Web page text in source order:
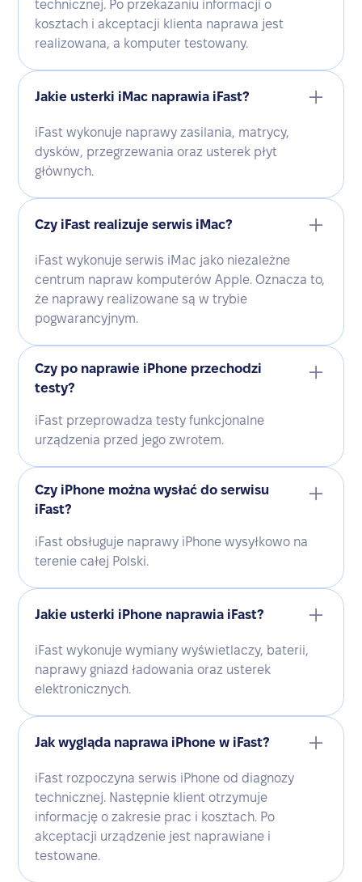
technicznej. Po przekazaniu informacji o
kosztach i akceptacji klienta naprawa jest
realizowana, a komputer testowany.
Jakie usterki iMac naprawia iFast?
iFast wykonuje naprawy zasilania, matrycy,
dysków, przegrzewania oraz usterek płyt
głównych.
Czy iFast realizuje serwis iMac?
iFast wykonuje serwis iMac jako niezależne
centrum napraw komputerów Apple. Oznacza to,
że naprawy realizowane są w trybie
pogwarancyjnym.
Czy po naprawie iPhone przechodzi
testy?
iFast przeprowadza testy funkcjonalne
urządzenia przed jego zwrotem.
Czy iPhone można wysłać do serwisu
iFast?
iFast obsługuje naprawy iPhone wysyłkowo na
terenie całej Polski.
Jakie usterki iPhone naprawia iFast?
iFast wykonuje wymiany wyświetlaczy, baterii,
naprawy gniazd ładowania oraz usterek
elektronicznych.
Jak wygląda naprawa iPhone w iFast?
iFast rozpoczyna serwis iPhone od diagnozy
technicznej. Następnie klient otrzymuje
informację o zakresie prac i kosztach. Po
akceptacji urządzenie jest naprawiane i
testowane.